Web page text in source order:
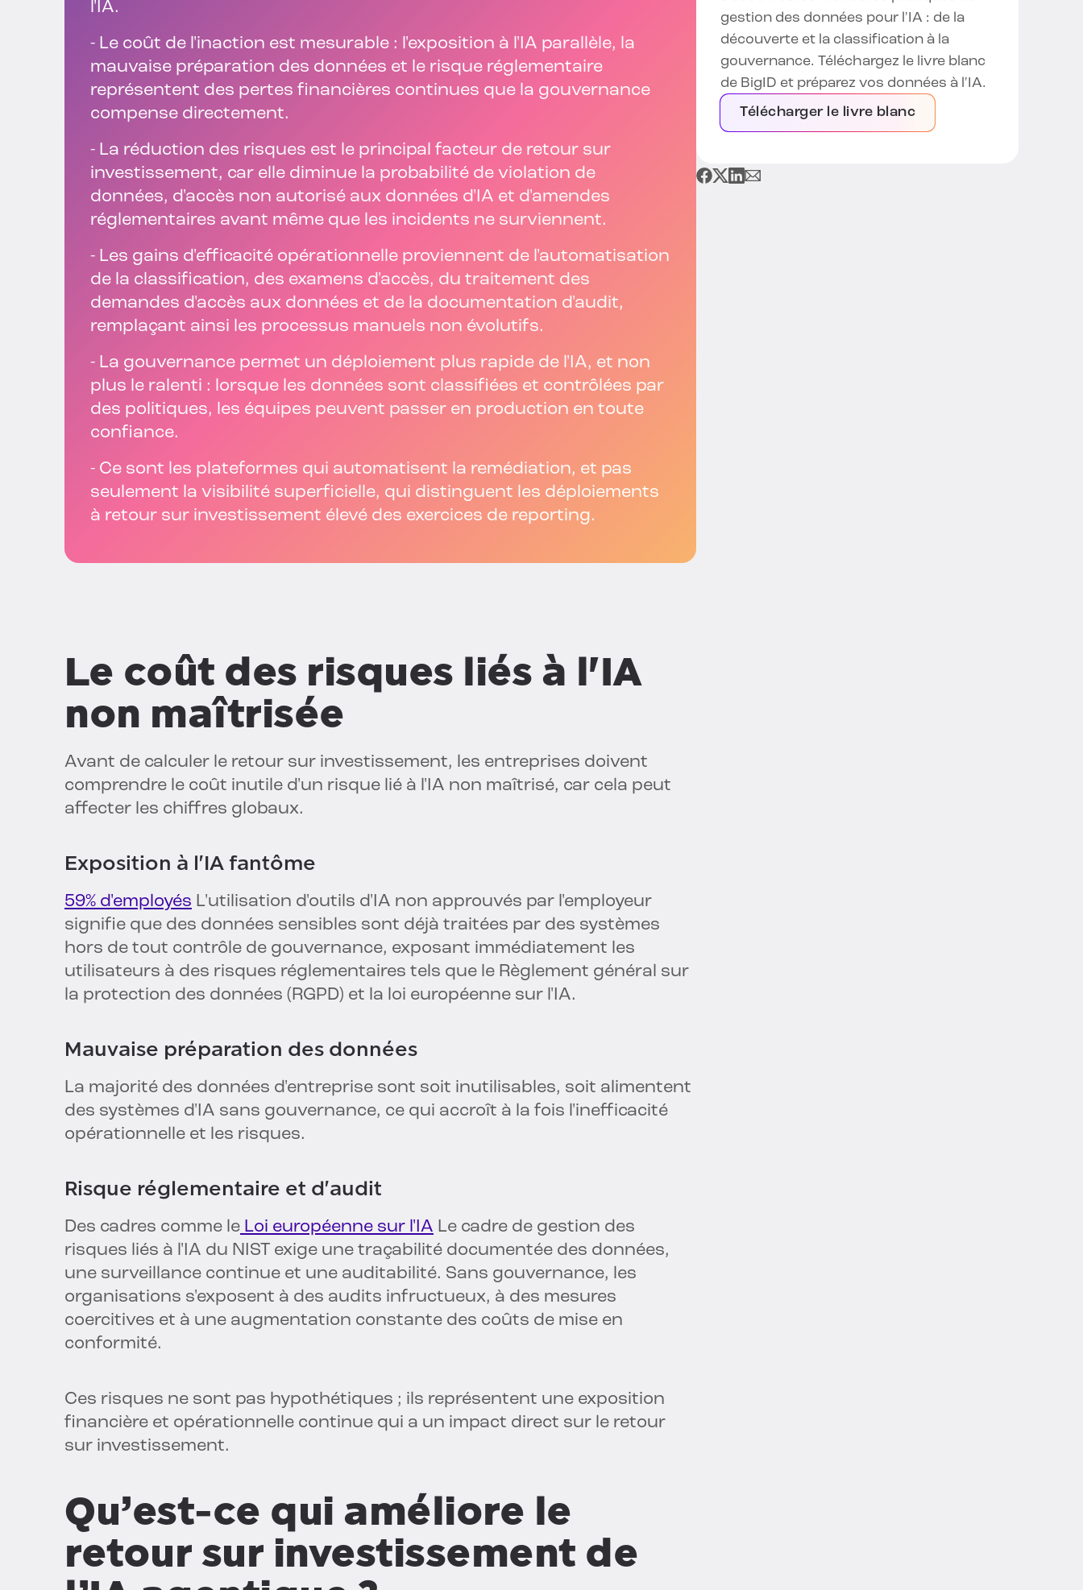
l'IA.
- Le coût de l'inaction est mesurable : l'exposition à l'IA parallèle, la
mauvaise préparation des données et le risque réglementaire
représentent des pertes financières continues que la gouvernance
compense directement.
- La réduction des risques est le principal facteur de retour sur
investissement, car elle diminue la probabilité de violation de
données, d'accès non autorisé aux données d'IA et d'amendes
réglementaires avant même que les incidents ne surviennent.
- Les gains d'efficacité opérationnelle proviennent de l'automatisation
de la classification, des examens d'accès, du traitement des
demandes d'accès aux données et de la documentation d'audit,
remplaçant ainsi les processus manuels non évolutifs.
- La gouvernance permet un déploiement plus rapide de l'IA, et non
plus le ralenti : lorsque les données sont classifiées et contrôlées par
des politiques, les équipes peuvent passer en production en toute
confiance.
- Ce sont les plateformes qui automatisent la remédiation, et pas
seulement la visibilité superficielle, qui distinguent les déploiements
à retour sur investissement élevé des exercices de reporting.
Le coût des risques liés à l'IA
non maîtrisée
Avant de calculer le retour sur investissement, les entreprises doivent
comprendre le coût inutile d'un risque lié à l'IA non maîtrisé, car cela peut
affecter les chiffres globaux.
Exposition à l'IA fantôme
59% d'employés L'utilisation d'outils d'IA non approuvés par l'employeur
signifie que des données sensibles sont déjà traitées par des systèmes
hors de tout contrôle de gouvernance, exposant immédiatement les
utilisateurs à des risques réglementaires tels que le Règlement général sur
la protection des données (RGPD) et la loi européenne sur l'IA.
Mauvaise préparation des données
La majorité des données d'entreprise sont soit inutilisables, soit alimentent
des systèmes d'IA sans gouvernance, ce qui accroît à la fois l'inefficacité
opérationnelle et les risques.
Risque réglementaire et d'audit
Des cadres comme le Loi européenne sur l'IA Le cadre de gestion des
risques liés à l'IA du NIST exige une traçabilité documentée des données,
une surveillance continue et une auditabilité. Sans gouvernance, les
organisations s'exposent à des audits infructueux, à des mesures
coercitives et à une augmentation constante des coûts de mise en
conformité.
Ces risques ne sont pas hypothétiques ; ils représentent une exposition
financière et opérationnelle continue qui a un impact direct sur le retour
sur investissement.
Qu’est-ce qui améliore le
retour sur investissement de
gestion des données pour l'IA : de la
découverte et la classification à la
gouvernance. Téléchargez le livre blanc
de BigID et préparez vos données à l'IA.
Télécharger le livre blanc